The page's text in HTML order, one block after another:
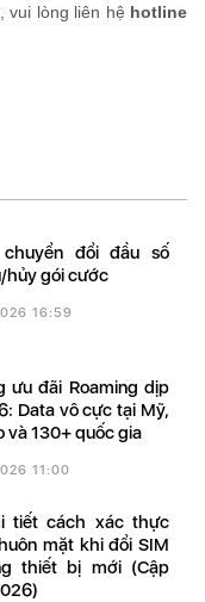
vui lòng liên hệ hotline
hủy gói cước
16:59
Data vô cực tại Mỹ,
và 130+ quốc gia
11:00
mặt khi đổi SIM
thiết bị mới (Cập